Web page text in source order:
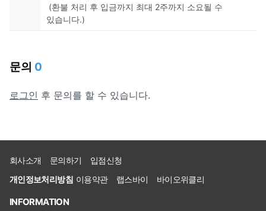
(환불 처리 후 입금까지 최대 2주까지 소요될 수
있습니다.)
문의 0
로그인 후 문의를 할 수 있습니다.
회사소개 문의하기
입점신청
개인정보처리방침 이용약관 랩스바이 바이오위클리
INFORMATION